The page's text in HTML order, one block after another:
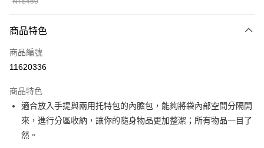
每筆NT$60，滿NT$1,000(含以上)免運費
7-11付款取貨
每筆NT$60，滿NT$1,000(含以上)免運費
宅配
每筆NT$130，滿NT$1,500(含以上)免運費
商品特色
商品編號
11620336
商品特色
適合放入手提與兩用托特包的內膽包，能夠將袋內部空間分隔開
來，進行分區收納，讓你的隨身物品更加整潔；所有物品一目了
然。